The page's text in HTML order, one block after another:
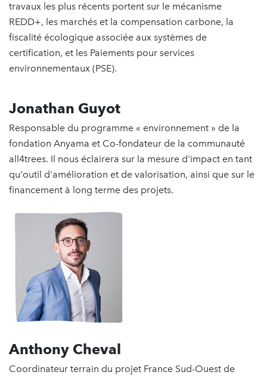
travaux les plus récents portent sur le mécanisme
REDD+, les marchés et la compensation carbone, la
fiscalité écologique associée aux systèmes de
certification, et les Paiements pour services
environnementaux (PSE).
Jonathan Guyot
Responsable du programme « environnement » de la
fondation Anyama et Co-fondateur de la communauté
all4trees. Il nous éclairera sur la mesure d'impact en tant
qu'outil d'amélioration et de valorisation, ainsi que sur le
financement à long terme des projets.
Anthony Cheval
Coordinateur terrain du projet France Sud-Ouest de